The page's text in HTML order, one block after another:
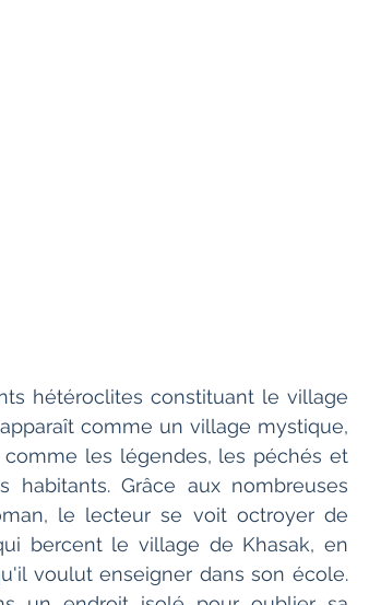
hétéroclites constituant le village
comme un village mystique,
les légendes, les péchés et
habitants. Grâce aux nombreuses
le lecteur se voit octroyer de
bercent le village de Khasak, en
voulut enseigner dans son école.